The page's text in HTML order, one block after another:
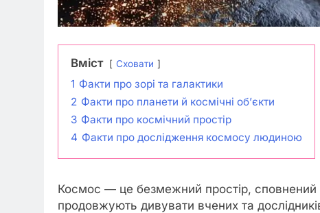
Вміст Сховати
1 Факти про зорі та галактики
2 Факти про планети й космічні об’єкти
3 Факти про космічний простір
4 Факти про дослідження космосу людиною
Космос — це безмежний простір, сповнений
продовжують дивувати вчених та